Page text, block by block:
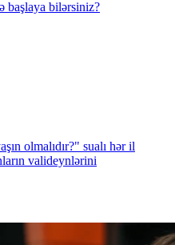
başlaya bilərsiniz?
olmalıdır?" sualı hər il
valideynlərini